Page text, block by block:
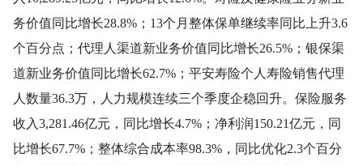
务价值同比增长28.8%；13个月整体保单继续率同比上升3.6
个百分点；代理人渠道新业务价值同比增长26.5%；银保渠
道新业务价值同比增长62.7%；平安寿险个人寿险销售代理
人数量36.3万，人力规模连续三个季度企稳回升。保险服务
收入3,281.46亿元，同比增长4.7%；净利润150.21亿元，同
比增长67.7%；整体综合成本率98.3%，同比优化2.3个百分